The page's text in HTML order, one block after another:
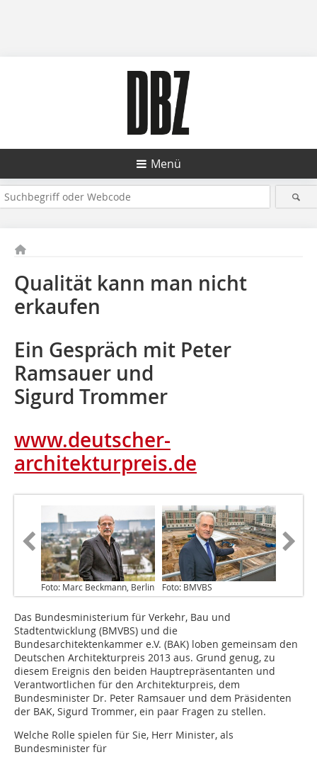
Menü
Qualität kann man nicht
erkaufen
Ein Gespräch mit Peter
Ramsauer und
Sigurd Trommer
www.deutscher-
architekturpreis.de
Foto: Marc Beckmann, Berlin Foto: BMVBS
Das Bundesministerium für Verkehr, Bau und
Stadtentwicklung (BMVBS) und die
Bundesarchitektenkammer e.V. (BAK) loben gemeinsam den
Deutschen Architekturpreis 2013 aus. Grund genug, zu
diesem Ereignis den beiden Hauptrepräsentanten und
Verantwortlichen für den Architekturpreis, dem
Bundesminister Dr. Peter Ramsauer und dem Präsidenten
der BAK, Sigurd Trommer, ein paar Fragen zu stellen.
Welche Rolle spielen für Sie, Herr Minister, als
Bundesminister für